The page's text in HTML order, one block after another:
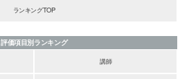
ランキングTOP
評価項目別ランキング
講師